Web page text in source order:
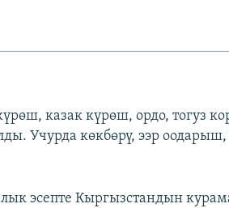
казак күрөш, ордо, тогуз
Учурда көкбөрү, ээр
эсепте Кыргызстандын